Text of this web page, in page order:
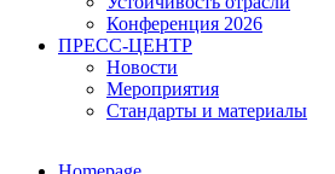
Конференция 2026
ПРЕСС-ЦЕНТР
Новости
Мероприятия
Стандарты и материалы